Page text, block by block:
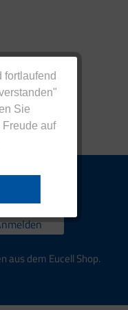
fortlaufend
Sie
auf
aus dem Eucell Shop.